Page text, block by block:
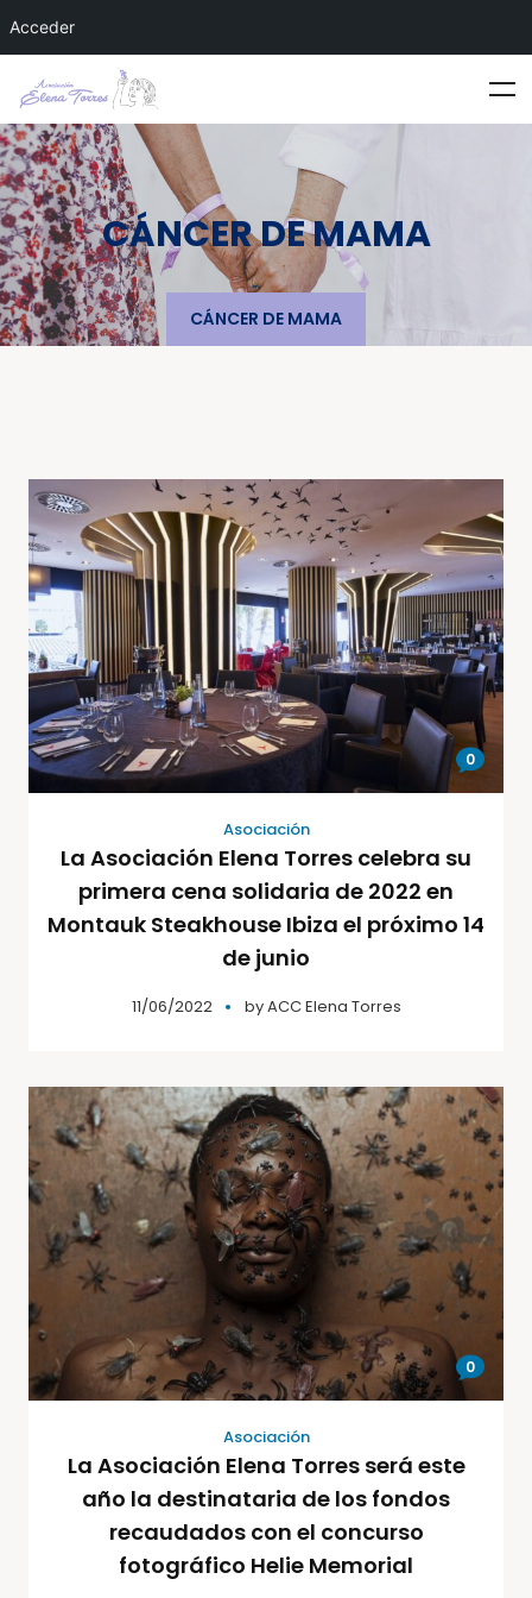
CÁNCER DE MAMA
CÁNCER DE MAMA
0
Asociación
La Asociación Elena Torres celebra su
primera cena solidaria de 2022 en
Montauk Steakhouse Ibiza el próximo 14
de junio
11/06/2022 byACC Elena Torres
0
Asociación
La Asociación Elena Torres será este
año la destinataria de los fondos
recaudados con el concurso
fotográfico Helie Memorial
Acceder